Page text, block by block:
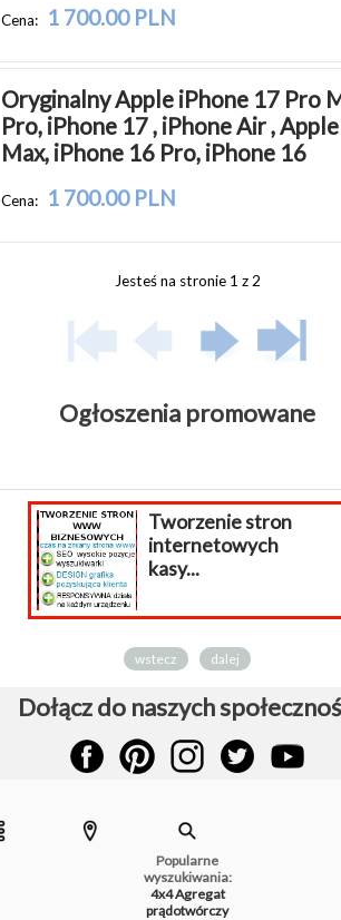
Cena: 1 700.00 PLN
Oryginalny Apple iPhone 17 Pro
Pro, iPhone 17 , iPhone Air ,
Max, iPhone 16 Pro, iPhone 16
Cena: 1 700.00 PLN
Jesteś na stronie 1 z 2
Ogłoszenia promowane
Tworzenie stron
internetowych
kasy...
wstecz dalej
Dołącz do naszych
Popularne
wyszukiwania:
4x4Agregat
prądotwórczy